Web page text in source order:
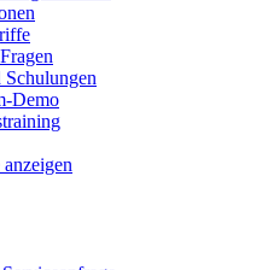
Demo